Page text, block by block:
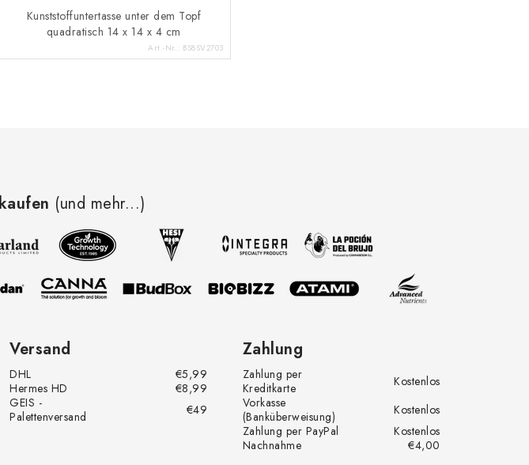
Kunststoffuntertasse unter dem Topf
quadratisch 14 x 14 x 4 cm
Art.-Nr.: BS8SV2703
(und mehr...)
Versand
DHL
€5,99
Hermes HD
€8,99
GEIS -
Palettenversand
€49
Zahlung
Zahlung per
Kreditkarte
Kostenlos
Vorkasse
(Banküberweisung)
Kostenlos
Zahlung per PayPal
Kostenlos
Nachnahme
€4,00